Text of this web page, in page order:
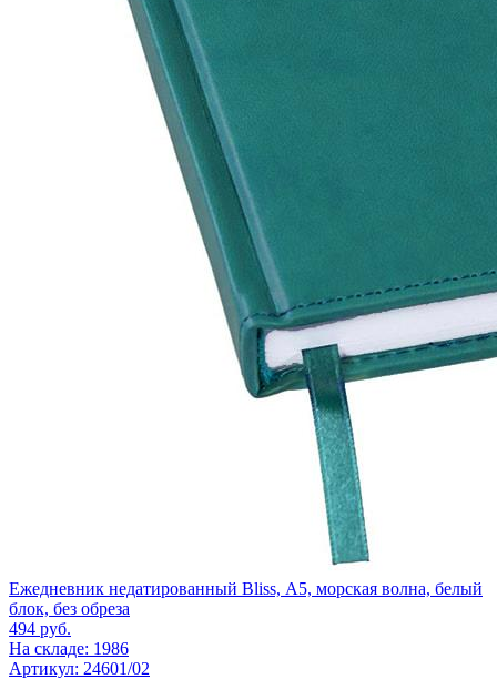
Ежедневник недатированный Bliss, А5, морская волна, белый
блок, без обреза
494 руб.
На складе: 1986
Артикул: 24601/02